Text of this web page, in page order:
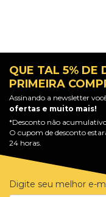
QUE TAL 5% DE
PRIMEIRA
Assinando a newsletter
ofertas e muito mais!
*Desconto não
O cupom de desconto
24 horas.
Digite seu melhor e-